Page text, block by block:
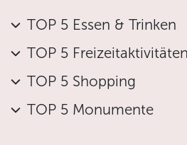
TOP 5 Essen & Trinken
TOP 5
TOP 5 Shopping
TOP 5 Monumente